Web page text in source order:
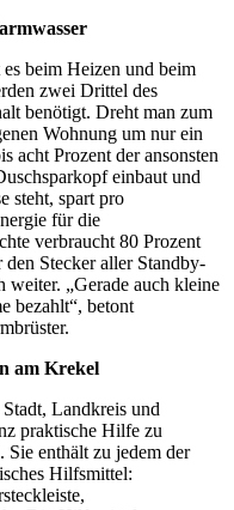
beim Heizen und beim
zwei Drittel des
benötigt. Dreht man zum
Wohnung um nur ein
acht Prozent der ansonsten
einbaut und
steht, spart pro
für die
verbraucht 80 Prozent
Stecker aller Standby-
weiter. „Gerade auch kleine
bezahlt“, betont
am Krekel
Landkreis und
praktische Hilfe zu
Sie enthält zu jedem der
Hilfsmittel: